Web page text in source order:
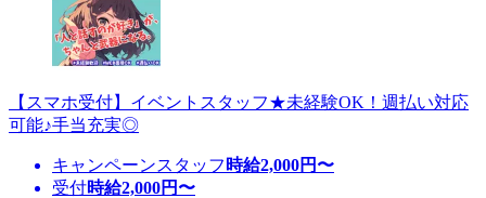
【スマホ受付】イベントスタッフ★未経験OK！週払い対応
可能♪手当充実◎
キャンペーンスタッフ 時給2,000円〜
受付時給2,000円〜